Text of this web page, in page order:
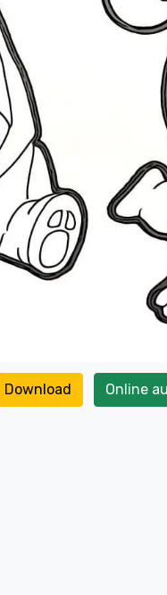
Download Online